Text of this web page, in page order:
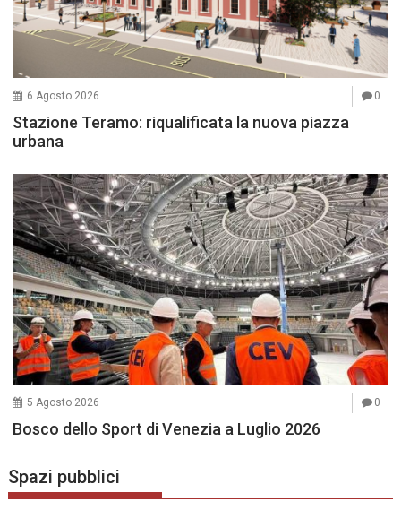
6 Agosto 2026 0
Stazione Teramo: riqualificata la nuova piazza
urbana
5 Agosto 2026 0
Bosco dello Sport di Venezia a Luglio 2026
Spazi pubblici